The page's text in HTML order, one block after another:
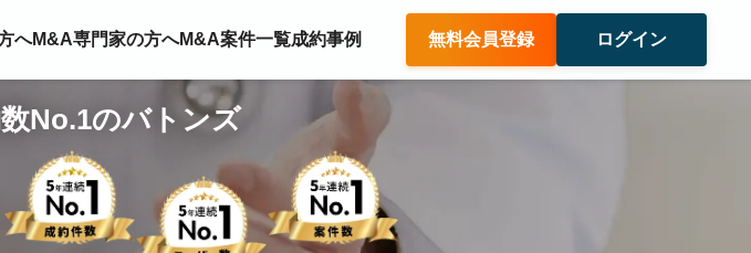
へM&A専門家の方へM&A案件一覧成約事例 無料会員登録 ログイン
No.1のバトンズ